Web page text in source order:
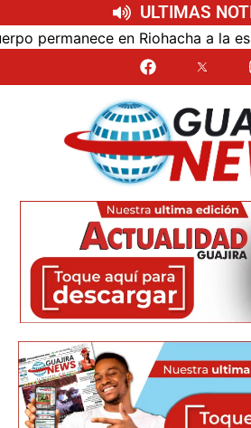
ULTIMAS
a la espera de ser trasladado